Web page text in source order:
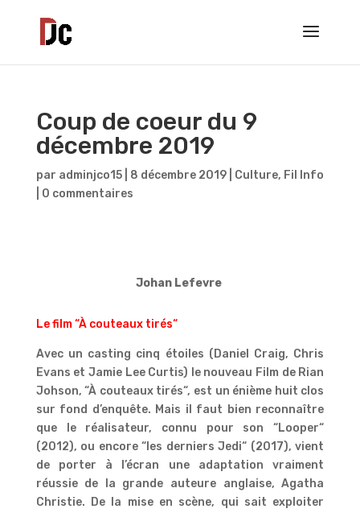
Coup de coeur du 9
décembre 2019
par adminjco15| 8 décembre 2019| Culture, Fil Info
0 commentaires
Johan Lefevre
Le film “À couteaux tirés“
Avec un casting cinq étoiles (Daniel Craig, Chris
Evans et Jamie Lee Curtis) le nouveau Film de Rian
Johson, “À couteaux tirés“, est un énième huit clos
sur fond d’enquête. Mais il faut bien reconnaître
que le réalisateur, connu pour son “Looper“
(2012), ou encore “les derniers Jedi“ (2017), vient
de porter à l’écran une adaptation vraiment
réussie de la grande auteure anglaise, Agatha
Christie. De la mise en scène, qui sait exploiter